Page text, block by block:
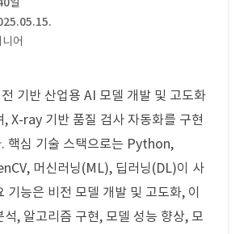
어
기반 산업용 AI 모델 개발 및 고도화
, X-ray 기반 품질 검사 자동화를 구현
핵심 기술 스택으로는 Python,
머신러닝(ML), 딥러닝(DL)이 사
기능은 비전 모델 개발 및 고도화, 이
석, 알고리즘 구현, 모델 성능 향상, 모